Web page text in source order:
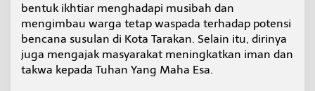
bentuk ikhtiar menghadapi musibah dan
mengimbau warga tetap waspada terhadap potensi
bencana susulan di Kota Tarakan. Selain itu, dirinya
juga mengajak masyarakat meningkatkan iman dan
takwa kepada Tuhan Yang Maha Esa.